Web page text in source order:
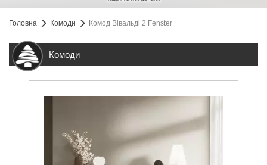
Головна Комоди Комод Вівальді 2 Fenster
Комоди